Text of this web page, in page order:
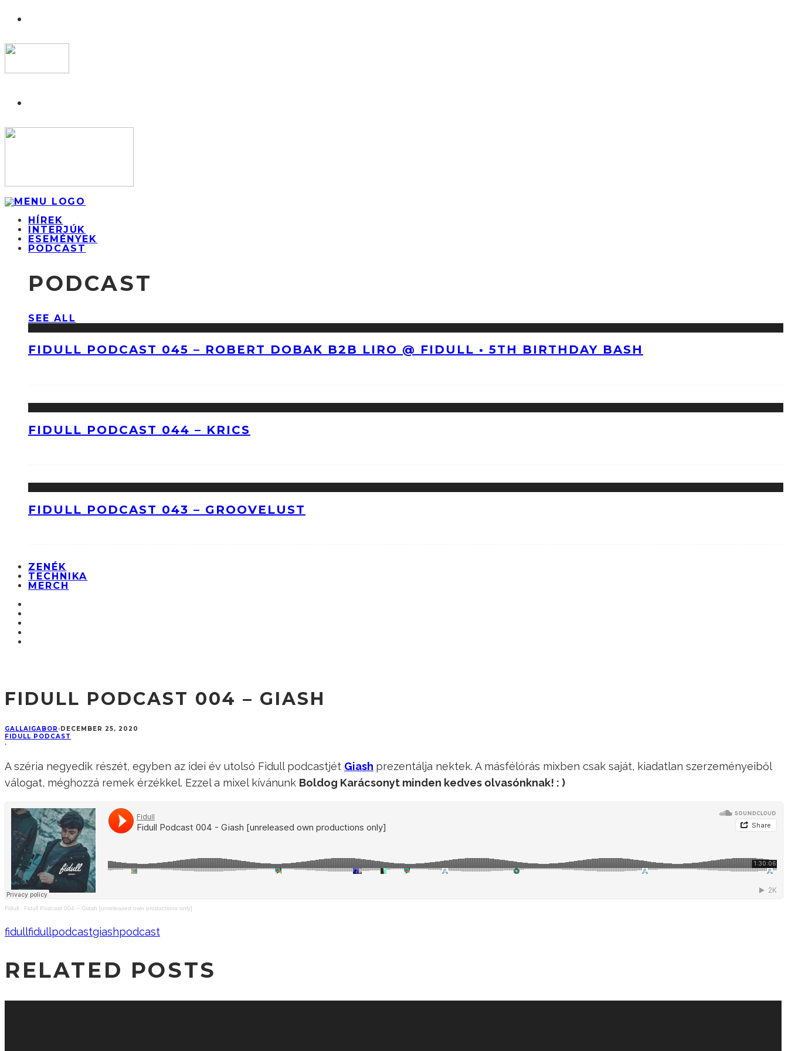
HÍREK
INTERJÚK
ESEMÉNYEK
PODCAST
PODCAST
SEE ALL
FIDULL PODCAST 045 – ROBERT DOBAK B2B LIRO @ FIDULL • 5TH BIRTHDAY BASH
FIDULL PODCAST 044 – KRICS
FIDULL PODCAST 043 – GROOVELUST
ZENÉK
TECHNIKA
MERCH
FIDULL PODCAST 004 – GIASH
GALLAIGABOR · DECEMBER 25, 2020
FIDULL PODCAST
·
A széria negyedik részét, egyben az idei év utolsó Fidull podcastjét Giash prezentálja nektek. A másfélórás mixben csak saját, kiadatlan szerzeményeiből
válogat, méghozzá remek érzékkel. Ezzel a mixel kívánunk Boldog Karácsonyt minden kedves olvasónknak! : )
Fidull · Fidull Podcast 004 – Giash [unreleased own productions only]
fidullfidullpodcastgiashpodcast
RELATED POSTS